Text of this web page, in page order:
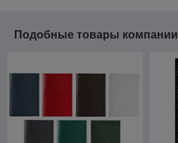
Подобные товары компании